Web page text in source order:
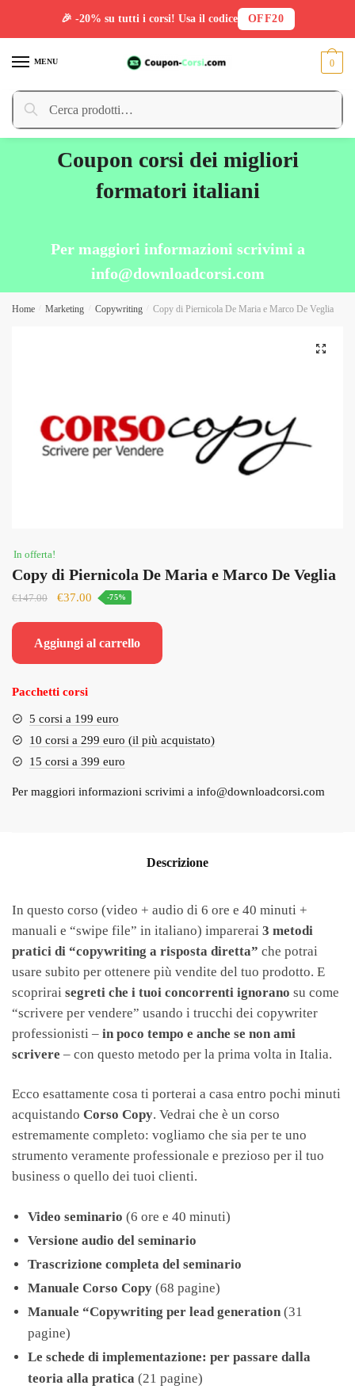
MENU
Cerca:
Cerca
0
Coupon corsi dei migliori
formatori italiani
Per maggiori informazioni scrivimi a
info@downloadcorsi.com
Home Marketing Copywriting Copy di Piernicola De Maria e Marco De Veglia
🔍
In offerta!
Copy di Piernicola De Maria e Marco De Veglia
€147.00
Il
era:
€37.00 Il
è:
-75%
Aggiungi al carrello
Pacchetti corsi
5 corsi a 199 euro
10 corsi a 299 euro (il più acquistato)
15 corsi a 399 euro
Per maggiori informazioni scrivimi a info@downloadcorsi.com
Descrizione
In questo corso (video + audio di 6 ore e 40 minuti +
manuali e “swipe file” in italiano) imparerai 3 metodi
pratici di “copywriting a risposta diretta” che potrai
usare subito per ottenere più vendite del tuo prodotto. E
scoprirai segreti che i tuoi concorrenti ignorano su come
“scrivere per vendere” usando i trucchi dei copywriter
professionisti – in poco tempo e anche se non ami
scrivere – con questo metodo per la prima volta in Italia.
Ecco esattamente cosa ti porterai a casa entro pochi minuti
acquistando Corso Copy. Vedrai che è un corso
estremamente completo: vogliamo che sia per te uno
strumento veramente professionale e prezioso per il tuo
business o quello dei tuoi clienti.
Video seminario (6 ore e 40 minuti)
Versione audio del seminario
Trascrizione completa del seminario
Manuale Corso Copy (68 pagine)
Manuale “Copywriting per lead generation (31
pagine)
Le schede di implementazione: per passare dalla
teoria alla pratica (21 pagine)
🎉 -20% su tutti i corsi! Usa il codice OFF20